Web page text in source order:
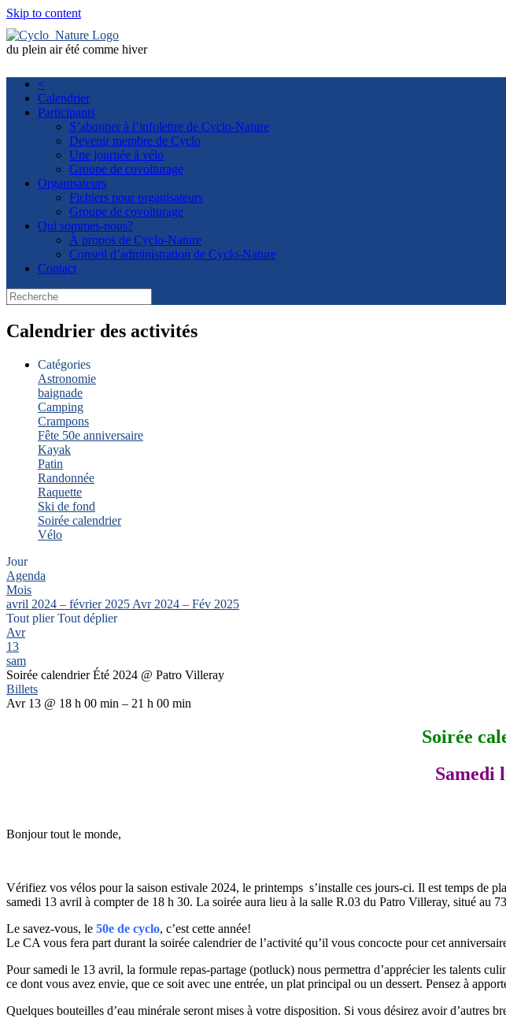
Skip to content
du plein air été comme hiver
<
Calendrier
Participants
S’abonner à l’infolettre de Cyclo-Nature
Devenir membre de Cyclo
Une journée à vélo
Groupe de covoiturage
Organisateurs
Fichiers pour organisateurs
Groupe de covoiturage
Qui sommes-nous?
À propos de Cyclo-Nature
Conseil d’administration de Cyclo-Nature
Contact
Calendrier des activités
Catégories
Astronomie
baignade
Camping
Crampons
Fête 50e anniversaire
Kayak
Patin
Randonnée
Raquette
Ski de fond
Soirée calendrier
Vélo
Jour
Agenda
Mois
avril 2024 – février 2025 Avr 2024 – Fév 2025
Tout plierTout déplier
Avr
13
sam
Soirée calendrier Été 2024 @ Patro Villeray
Billets
Avr 13 @ 18 h 00 min – 21 h 00 min
Soirée
Samedi
Bonjour tout le monde,
Vérifiez vos vélos pour la saison estivale 2024, le printemps s’installe ces jours-ci. Il est temps de
samedi 13 avril à compter de 18 h 30. La soirée aura lieu à la salle R.03 du Patro Villeray, situé au
Le savez-vous, le 50e de cyclo, c’est cette année!
Le CA vous fera part durant la soirée calendrier de l’activité qu’il vous concocte pour cet
Pour samedi le 13 avril, la formule repas-partage (potluck) nous permettra d’apprécier les talents
ce dont vous avez envie, que ce soit avec une entrée, un plat principal ou un dessert. Pensez à
Quelques bouteilles d’eau minérale seront mises à votre disposition. Si vous désirez avoir d’autres